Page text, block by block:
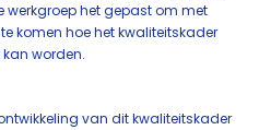
werkgroep het gepast om met
komen hoe het kwaliteitskader
worden.
van dit kwaliteitskader